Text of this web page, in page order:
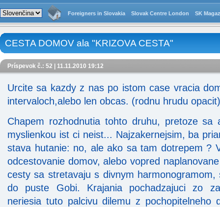
Foreigners in Slovakia Slovak Centre London SK
CESTA DOMOV ala "KRIZOVA CESTA"
Príspevok č.: 52 | 11.11.2010 19:12
Urcite sa kazdy z nas po istom case vracia
intervaloch,alebo len obcas. (rodnu hrudu opacit)
Chapem rozhodnutia tohto druhu, pretoze
myslienkou ist ci neist... Najzakernejsim, ba
stava hutanie: no, ale ako sa tam dotrepem ?
odcestovanie domov, alebo vopred
cesty sa stretavaju s divnym
do puste Gobi. Krajania pochadzajuci zo
neriesia tuto palcivu dilemu z pochopitelneho